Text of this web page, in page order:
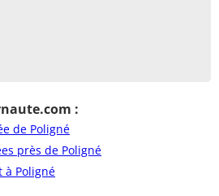
:
de Poligné
près de Poligné
à Poligné